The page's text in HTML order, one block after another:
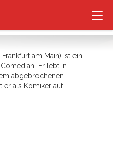
am Main) ist ein
Er lebt in
abgebrochenen
er als Komiker auf.